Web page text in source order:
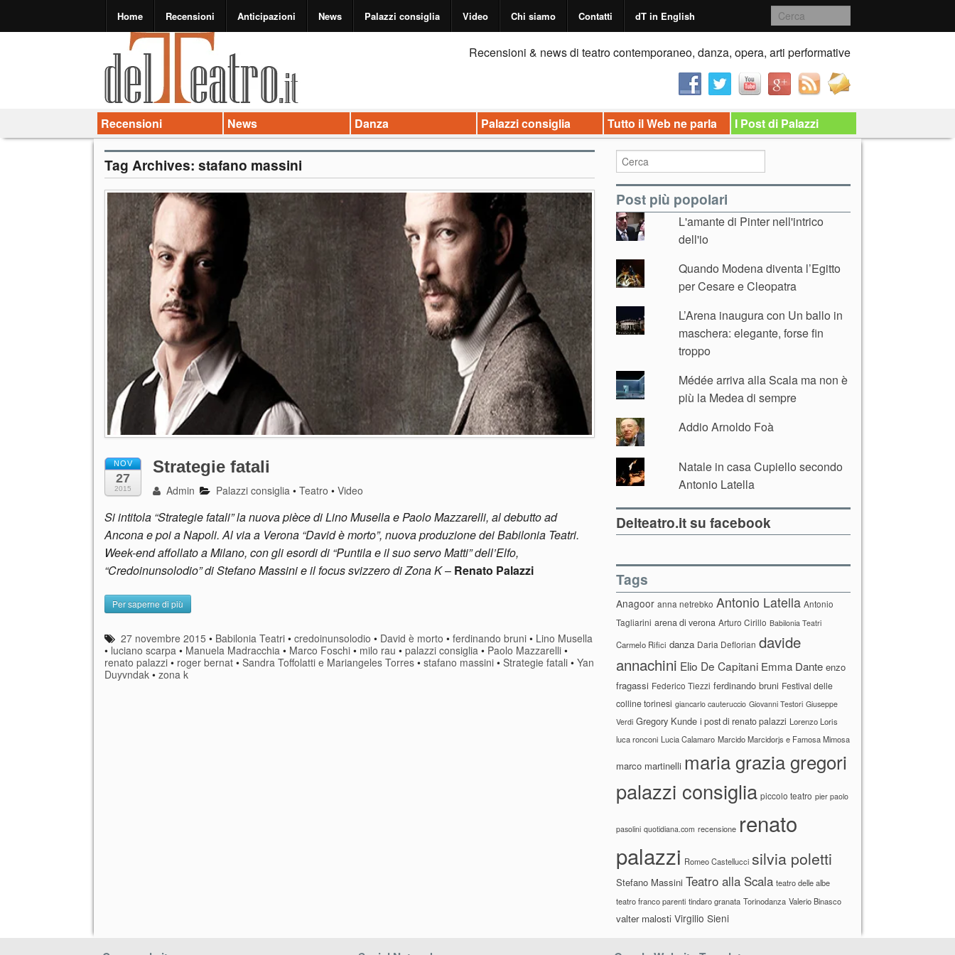
Home Recensioni Anticipazioni News Palazzi consiglia Video Chi siamo Contatti dT in English
Recensioni & news di teatro contemporaneo, danza, opera, arti performative
Recensioni News Danza Palazzi consiglia Tutto il Web ne parla I Post di Palazzi
Tag Archives: stafano massini
NOV
27
2015
Strategie fatali
Admin Palazzi consiglia •Teatro •Video
Si intitola “Strategie fatali” la nuova pièce di Lino Musella e Paolo Mazzarelli, al debutto ad
Ancona e poi a Napoli. Al via a Verona “David è morto”, nuova produzione dei Babilonia Teatri.
Week-end affollato a Milano, con gli esordi di “Puntila e il suo servo Matti” dell’Elfo,
“Credoinunsolodio” di Stefano Massini e il focus svizzero di Zona K– Renato Palazzi
Per saperne di più
27 novembre 2015 • Babilonia Teatri •credoinunsolodio • David è morto •ferdinando bruni • Lino Musella
• luciano scarpa • Manuela Madracchia • Marco Foschi • milo rau • palazzi consiglia • Paolo Mazzarelli •
renato palazzi • roger bernat • Sandra Toffolatti e Mariangeles Torres • stafano massini • Strategie fatali • Yan
Duyvndak • zona k
Post più popolari
L'amante di Pinter nell'intrico
dell'io
Quando Modena diventa l’Egitto
per Cesare e Cleopatra
L’Arena inaugura con Un ballo in
maschera: elegante, forse fin
troppo
Médée arriva alla Scala ma non è
più la Medea di sempre
Addio Arnoldo Foà
Natale in casa Cupiello secondo
Antonio Latella
Delteatro.it su facebook
Tags
Anagoor anna netrebko Antonio Latella Antonio
Tagliarini arena di verona Arturo Cirillo Babilonia Teatri
Carmelo Rifici danza Daria Deflorian davide
annachini Elio De Capitani Emma Dante enzo
fragassi Federico Tiezzi ferdinando bruni Festival delle
colline torinesi giancarlo cauteruccio Giovanni Testori Giuseppe
Verdi Gregory Kunde i post di renato palazzi Lorenzo Loris
luca ronconi Lucia Calamaro Marcido Marcidorjs e Famosa Mimosa
marco martinelli maria grazia gregori
palazzi consiglia piccolo teatro pier paolo
pasolini quotidiana.com recensione renato
palazzi Romeo Castellucci silvia poletti
Stefano Massini Teatro alla Scala teatro delle albe
teatro franco parenti tindaro granata Torinodanza Valerio Binasco
valter malosti Virgilio Sieni